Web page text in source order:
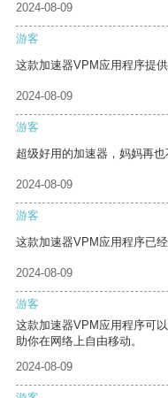
2024-08-09
游客
这款加速器VPM应用程序提
2024-08-09
游客
超级好用的加速器，妈妈再也
2024-08-09
游客
这款加速器VPM应用程序已
2024-08-09
游客
这款加速器VPM应用程序可
助你在网络上自由移动。
2024-08-09